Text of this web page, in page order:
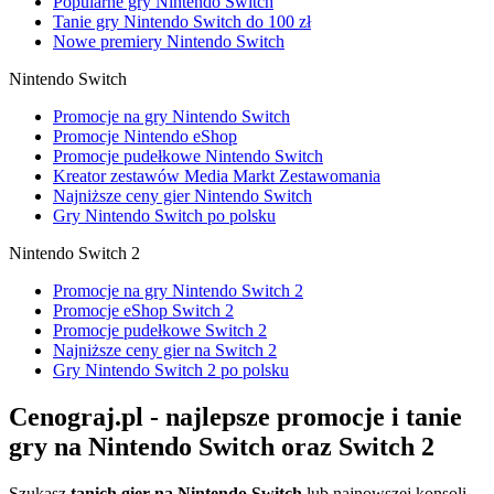
Tanie gry Nintendo Switch do 100 zł
Nowe premiery Nintendo Switch
Nintendo Switch
Promocje na gry Nintendo Switch
Promocje Nintendo eShop
Promocje pudełkowe Nintendo Switch
Kreator zestawów Media Markt Zestawomania
Najniższe ceny gier Nintendo Switch
Gry Nintendo Switch po polsku
Nintendo Switch 2
Promocje na gry Nintendo Switch 2
Promocje eShop Switch 2
Promocje pudełkowe Switch 2
Najniższe ceny gier na Switch 2
Gry Nintendo Switch 2 po polsku
Cenograj.pl - najlepsze promocje i tanie
gry na Nintendo Switch oraz Switch 2